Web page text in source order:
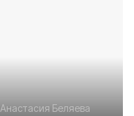
Анастасия Беляева